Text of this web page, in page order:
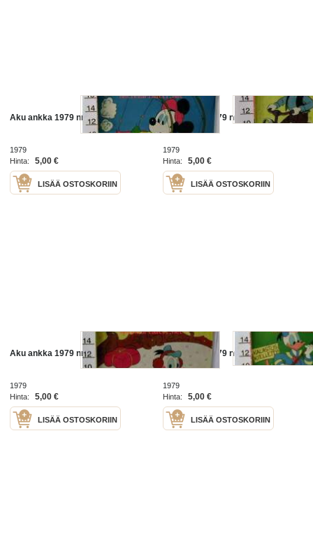
Aku ankka 1979 nr 19
1979
Hinta:
5,00 €
LISÄÄ OSTOSKORIIN
Aku ankka 1979 nr 12
1979
Hinta:
5,00 €
LISÄÄ OSTOSKORIIN
Aku ankka 1979 nr 4
1979
Hinta:
5,00 €
LISÄÄ OSTOSKORIIN
Aku ankka 1979 nr13
1979
Hinta:
5,00 €
LISÄÄ OSTOSKORIIN